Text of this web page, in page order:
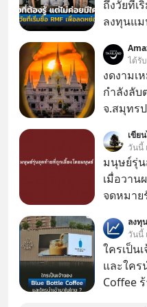
ถึงวัยที่เ
ลงทุนแม
ภาษี หลายคนมักได้รับคำแนะนำให้
ลงทุนใน
หย่อนภา
สร้างความมั่
นักที่จะล
อะไรบ้า
จะดีกับเ
เกี่ยวกับ
จริ
ได้รั
งดงามเ
กำลังลับ
จ.สมุทร
เขีย
วันนี้
มนุษย์รุ่น
เมื่อวาน
จดหมายรักถึงอ
ป๊าผมเห็
เดือนก่อนแล
อากงก็ม
มีเรื่องร
ลงทุ
วันนี้
ใครเป็น
และใคร
Coffee